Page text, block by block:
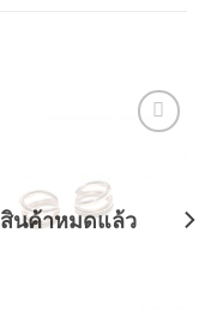
Wishlist
สินค้าหมดแล้ว